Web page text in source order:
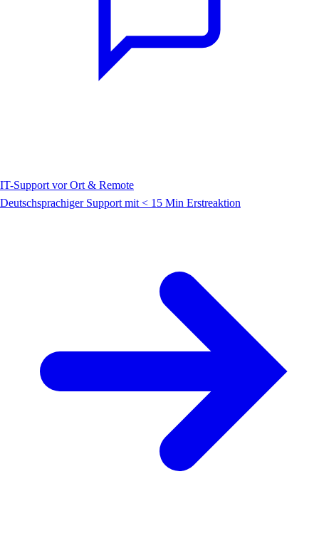
IT-Support vor Ort & Remote
Deutschsprachiger Support mit < 15 Min Erstreaktion